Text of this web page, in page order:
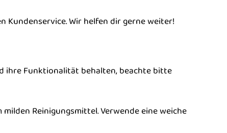
Kundenservice. Wir helfen dir gerne weiter!
ihre Funktionalität behalten, beachte bitte
Reinigungsmittel. Verwende eine weiche